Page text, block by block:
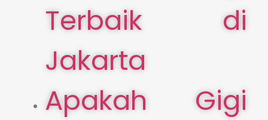
Terbaik di
Jakarta
Apakah Gigi